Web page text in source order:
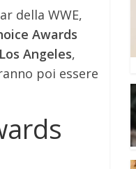
della WWE,
Awards
Angeles,
poi essere